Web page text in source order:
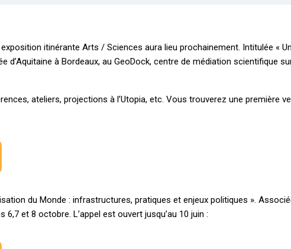
itinérante Arts / Sciences aura lieu prochainement. Intitulée «
d’Aquitaine à Bordeaux, au GeoDock, centre de médiation scientifique
ateliers, projections à l’Utopia, etc. Vous trouverez une première
du Monde : infrastructures, pratiques et enjeux politiques ».
6,7 et 8 octobre. L’appel est ouvert jusqu’au 10 juin :